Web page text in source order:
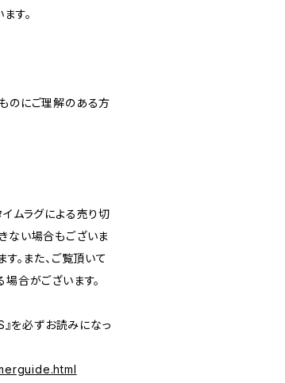
す。
のにご理解のある方
ムラグによる売り切
ない場合もございま
。また、ご覧頂いて
合がございます。
を必ずお読みになっ